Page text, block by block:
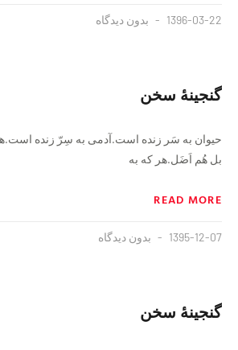
1396-03-22 بدون دیدگاه
گنجینهٔ سخن
حیوان به سَر زنده است.آدمی به سِرّ زنده
بل هُم اَضَل.هر که به
READ MORE
1395-12-07 بدون دیدگاه
گنجینهٔ سخن